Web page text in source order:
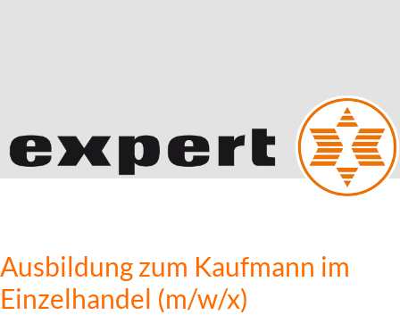
Ausbildung zum Kaufmann im
Einzelhandel (m/w/x)